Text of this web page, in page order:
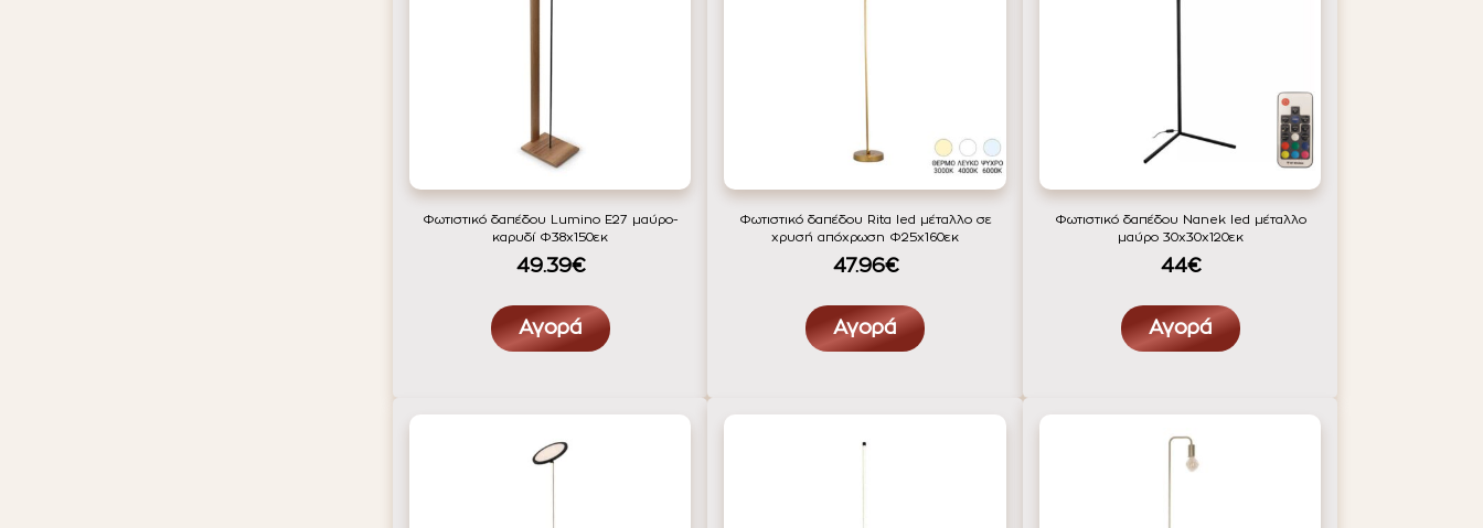
Φωτιστικό δαπέδου Lumino Ε27 μαύρο-
καρυδί Φ38x150εκ
49.39€
Αγορά
Φωτιστικό δαπέδου Rita led μέταλλο σε
χρυσή απόχρωση Φ25x160εκ
47.96€
Αγορά
Φωτιστικό δαπέδου Nanek led μέταλλο
μαύρο 30x30x120εκ
44€
Αγορά